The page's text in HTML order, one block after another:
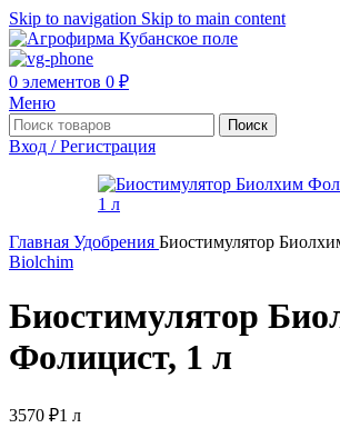
Skip to navigation Skip to main content
0 элементов 0 ₽
Меню
Поиск
Вход / Регистрация
Главная Удобрения Биостимулятор
Biolchim
Биостимулятор
Фолицист, 1 л
3570 ₽1 л